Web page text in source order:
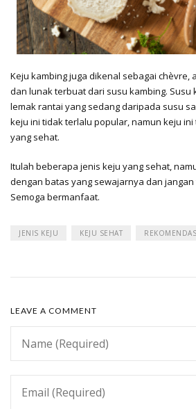
Keju kambing juga dikenal sebagai chèvre,
dan lunak terbuat dari susu kambing. Susu
lemak rantai yang sedang daripada susu
keju ini tidak terlalu popular, namun keju
yang sehat.
Itulah beberapa jenis keju yang sehat,
dengan batas yang sewajarnya dan
Semoga bermanfaat.
JENIS KEJU KEJU SEHAT
LEAVE A COMMENT